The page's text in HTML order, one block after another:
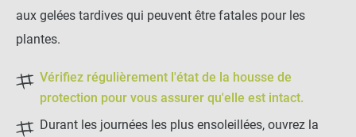
aux gelées tardives qui peuvent être fatales pour les
plantes.
Vérifiez régulièrement l'état de la housse de
protection pour vous assurer qu'elle est intact.
Durant les journées les plus ensoleillées, ouvrez la